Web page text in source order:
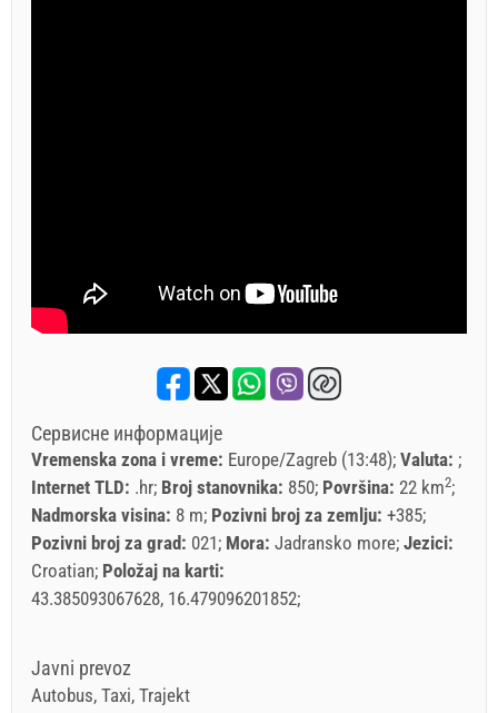
Сервисне информације
Vremenska zona i vreme: Europe/Zagreb (13:48) Valuta:
Internet TLD: .hr Broj stanovnika: 850 Površina: 22 km2
Nadmorska visina: 8 m Pozivni broj za zemlju: +385
Pozivni broj za grad: 021 Mora: Jadransko more Jezici:
Croatian Položaj na karti:
43.385093067628, 16.479096201852
Javni prevoz
Autobus, Taxi, Trajekt